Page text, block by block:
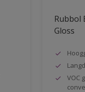
Rubbol
Gloss
VOC